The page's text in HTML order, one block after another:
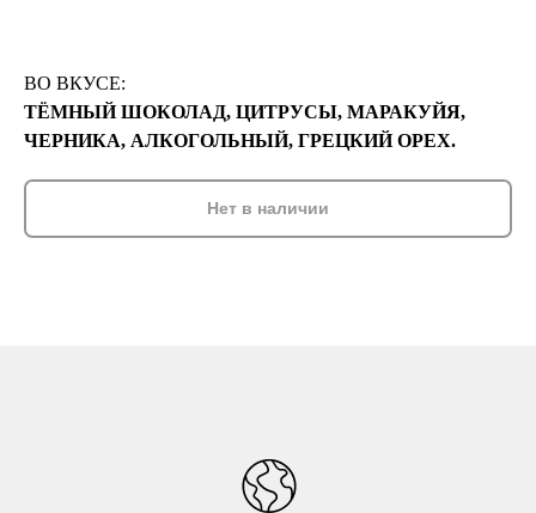
ВО ВКУСЕ:
ТЁМНЫЙ ШОКОЛАД, ЦИТРУСЫ, МАРАКУЙЯ,
ЧЕРНИКА, АЛКОГОЛЬНЫЙ, ГРЕЦКИЙ ОРЕХ.
Нет в наличии